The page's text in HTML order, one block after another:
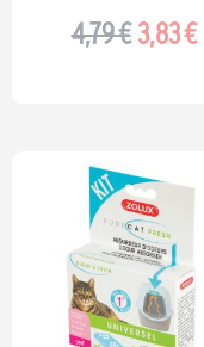
4,79€ 3,83€
Le
prix
initial
était :
4,99 €.